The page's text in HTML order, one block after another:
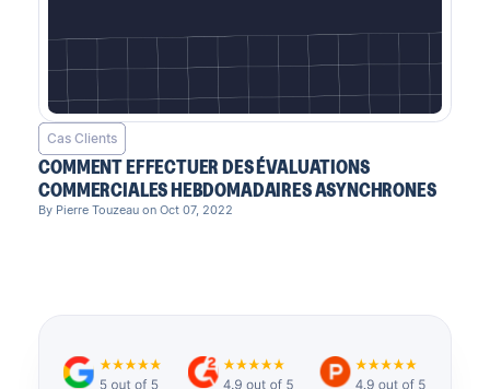
Cas Clients
COMMENT EFFECTUER DES ÉVALUATIONS
COMMERCIALES HEBDOMADAIRES ASYNCHRONES
By Pierre Touzeau on Oct 07, 2022